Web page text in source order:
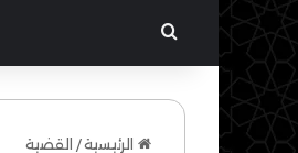
بحث عن
الرئيسية/ القضية